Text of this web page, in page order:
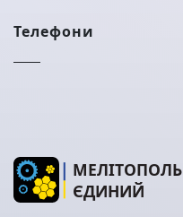
Телефони
МЕЛІТОПОЛЬ
ЄДИНИЙ